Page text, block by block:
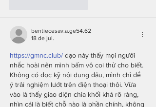
bentiecesav.a.ge54.62
18 de jul.
https://gmnc.club/ dạo này thấy mọi người
nhắc hoài nên mình bấm vô coi thử cho biết.
Không có đọc kỹ nội dung đâu, mình chỉ để
ý trải nghiệm lướt trên điện thoại thôi. Vừa
vào là thấy giao diện chia khối khá rõ ràng,
nhìn cái là biết chỗ nào là phần chính, không